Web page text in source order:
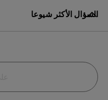
السؤال الأكثر شيوعا